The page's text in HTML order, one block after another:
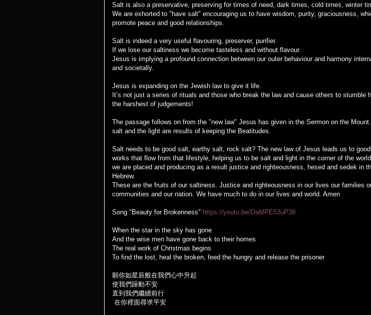
Salt is also a preservative, preserving for times of need, dark times, cold times, winter
We are exhorted to "have salt" encouraging us to have wisdom, purity, graciousness,
promote peace and good relationships.
Salt is indeed a very useful flavouring, preserver, purifier.
If we lose our saltiness we become tasteless and without flavour.
Jesus is implying a profound connection between our outer behaviour and harmony
and societally.
Jesus is expanding on the Jewish law to give it life.
It’s not just a series of rituals and those who break the law and cause others to stumble
the harshest of judgements!
The passage follows on from the "new law" Jesus has given in the Sermon on the
salt and the light are results of keeping the Beatitudes.
Salt needs to be good salt, earthy salt, rock salt? The new law of Jesus leads us to good
works that flow from that lifestyle, helping us to be salt and light in the corner of the
we are placed and producing as a result justice and righteousness, hesed and sedek in
Hebrew.
These are the fruits of our saltiness. Justice and righteousness in our lives our families
communities and our nation. We have much to do in our lives and world. Amen
Song "Beauty for Brokenness" https://youtu.be/OaMPE53uP38
When the star in the sky has gone
And the wise men have gone back to their homes
The real work of Christmas begins
To find the lost, heal the broken, feed the hungry and release the prisoner
願你如星辰般在我們心中升起
使我們躁動不安
直到我們繼續前行
在你裡面尋求平安